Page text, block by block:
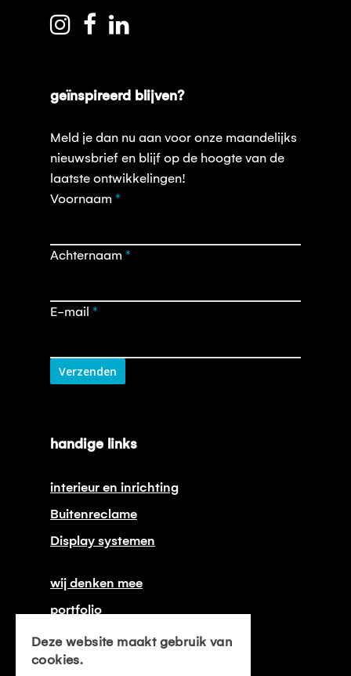
geïnspireerd blijven?
Meld je dan nu aan voor onze maandelijks
nieuwsbrief en blijf op de hoogte van de
laatste ontwikkelingen!
Opt-
Voornaam *
Achternaam *
E-mail *
Verzenden
handige links
interieur en inrichting
Buitenreclame
Display systemen
wij denken mee
portfolio
onze certificeringen
contact
Deze website maakt gebruik van
cookies.